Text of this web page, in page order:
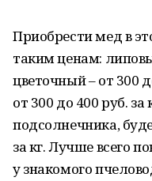
Приобрести мед в
таким ценам:
цветочный – от 300
от 300 до 400 руб.
подсолнечника,
за кг. Лучше всего
у знакомого